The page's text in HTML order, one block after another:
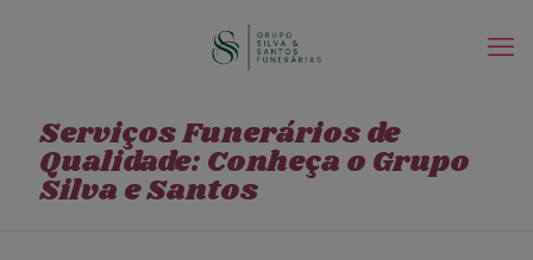
Serviços Funerários de
Qualidade: Conheça o Grupo
Silva e Santos